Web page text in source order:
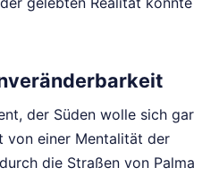
der Süden wolle sich gar
von einer Mentalität der
die Straßen von Palma